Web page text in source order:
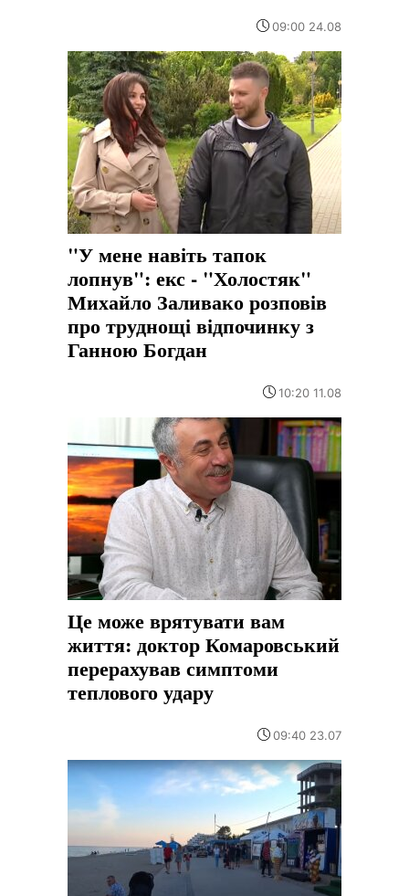
09:00 24.08
"У мене навіть тапок
лопнув": екс - "Холостяк"
Михайло Заливако розповів
про труднощі відпочинку з
Ганною Богдан
10:20 11.08
Це може врятувати вам
життя: доктор Комаровський
перерахував симптоми
теплового удару
09:40 23.07